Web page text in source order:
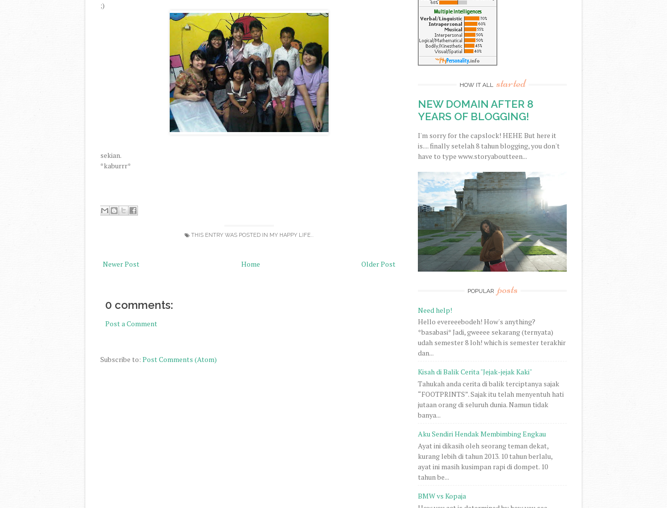
;)
sekian.
*kaburrr*
THIS ENTRY WAS POSTED IN MY HAPPY LIFE..
Newer Post Older Post
Home
0 comments:
Post a Comment
Subscribe to: Post Comments (Atom)
HOW IT ALL started
NEW DOMAIN AFTER 8
YEARS OF BLOGGING!
I'm sorry for the capslock! HEHE But here it
is.... finally setelah 8 tahun blogging, you don't
have to type www.storyaboutteen...
POPULAR posts
Need help!
Hello evereeebodeh! How's anything?
*basabasi* Jadi, gweeee sekarang (ternyata)
udah semester 8 loh! which is semester terakhir
dan...
Kisah di Balik Cerita "Jejak-jejak Kaki"
Tahukah anda cerita di balik terciptanya sajak
“FOOTPRINTS”. Sajak itu telah menyentuh hati
jutaan orang di seluruh dunia. Namun tidak
banya...
Aku Sendiri Hendak Membimbing Engkau
Ayat ini dikasih oleh seorang teman dekat,
kurang lebih di tahun 2013. 10 tahun berlalu,
ayat ini masih kusimpan rapi di dompet. 10
tahun be...
BMW vs Kopaja